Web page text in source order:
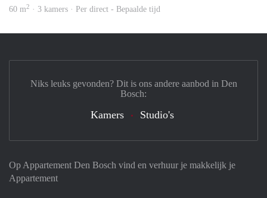
60 m2 · 3 kamers · Per direct - Bepaalde tijd
Op Appartement Den Bosch vind en verhuur je makkelijk je
Appartement
Niks leuks gevonden? Dit is ons andere aanbod in Den
Bosch:
Kamers Studio's